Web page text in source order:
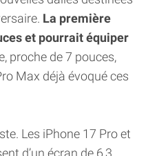
La première
et pourrait équiper
proche de 7 pouces,
Max déjà évoqué ces
Les iPhone 17 Pro et
d’un écran de 6,3